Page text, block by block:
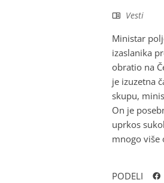
Vesti
Ministar
izaslanika
obratio na
je izuzetna
skupu,
On je
uprkos
mnogo više
PODELI